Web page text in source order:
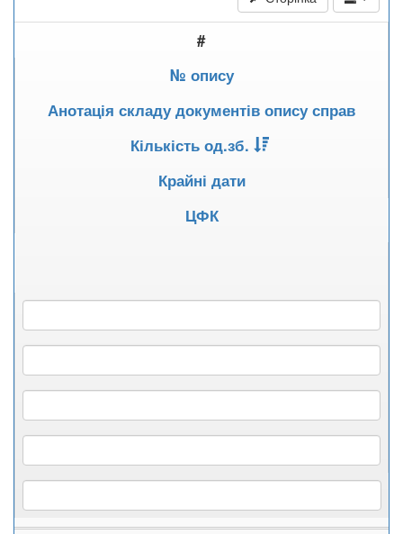
#
№ опису
Анотація складу документів опису справ
Кількість од.зб.
Крайні дати
ЦФК